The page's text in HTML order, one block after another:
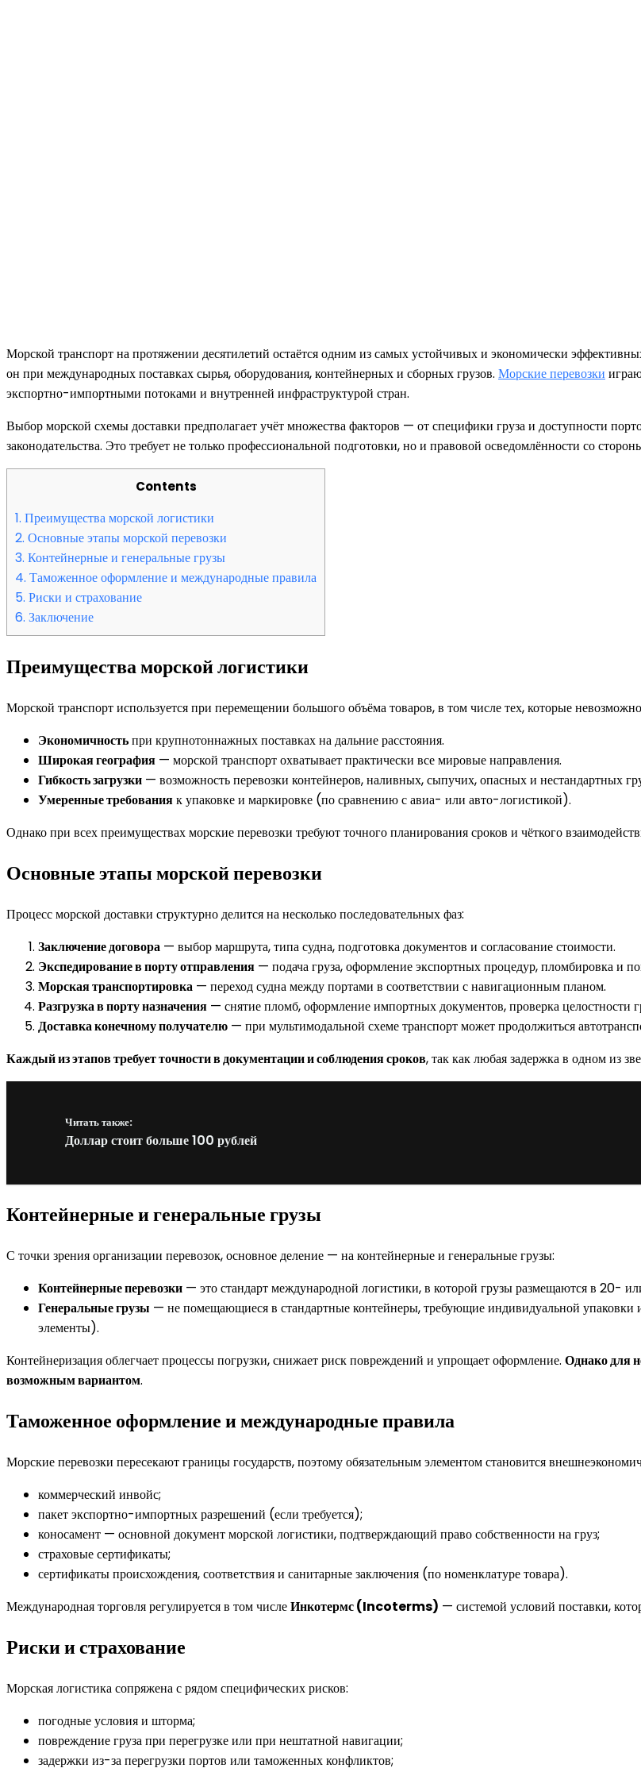
Морской транспорт на протяжении десятилетий остаётся одним из самых устойчивых и экономически
он при международных поставках сырья, оборудования, контейнерных и сборных грузов. Морские перевозки
экспортно-импортными потоками и внутренней инфраструктурой стран.
Выбор морской схемы доставки предполагает учёт множества факторов — от специфики груза и доступности
законодательства. Это требует не только профессиональной подготовки, но и правовой осведомлённости со
Contents
1. Преимущества морской логистики
2. Основные этапы морской перевозки
3. Контейнерные и генеральные грузы
4. Таможенное оформление и международные правила
5. Риски и страхование
6. Заключение
Преимущества морской логистики
Морской транспорт используется при перемещении большого объёма товаров, в том числе тех, которые
Экономичностьпри крупнотоннажных поставках на дальние расстояния.
Широкая география — морской транспорт охватывает практически все мировые направления.
Гибкость загрузки — возможность перевозки контейнеров, наливных, сыпучих, опасных и нестандартных
Умеренные требованияк упаковке и маркировке (по сравнению с авиа- или авто-логистикой).
Однако при всех преимуществах морские перевозки требуют точного планирования сроков и чёткого
Основные этапы морской перевозки
Процесс морской доставки структурно делится на несколько последовательных фаз:
Заключение договора — выбор маршрута, типа судна, подготовка документов и согласование стоимости.
Экспедирование в порту отправления — подача груза, оформление экспортных процедур, пломбировка и
Морская транспортировка — переход судна между портами в соответствии с навигационным планом.
Разгрузка в порту назначения — снятие пломб, оформление импортных документов, проверка целостности
Доставка конечному получателю — при мультимодальной схеме транспорт может продолжиться
Каждый из этапов требует точности в документации и соблюдения сроков, так как любая задержка в одном из
Читать также:
Доллар стоит больше 100 рублей
Контейнерные и генеральные грузы
С точки зрения организации перевозок, основное деление — на контейнерные и генеральные грузы:
Контейнерные перевозки — это стандарт международной логистики, в которой грузы размещаются в 20-
Генеральные грузы — не помещающиеся в стандартные контейнеры, требующие индивидуальной
элементы).
Контейнеризация облегчает процессы погрузки, снижает риск повреждений и упрощает оформление. Однако для
возможным вариантом.
Таможенное оформление и международные правила
Морские перевозки пересекают границы государств, поэтому обязательным элементом становится
коммерческий инвойс;
пакет экспортно-импортных разрешений (если требуется);
коносамент — основной документ морской логистики, подтверждающий право собственности на груз;
страховые сертификаты;
сертификаты происхождения, соответствия и санитарные заключения (по номенклатуре товара).
Международная торговля регулируется в том числеИнкотермс (Incoterms) — системой условий поставки,
Риски и страхование
Морская логистика сопряжена с рядом специфических рисков:
погодные условия и шторма;
повреждение груза при перегрузке или при нештатной навигации;
задержки из-за перегрузки портов или таможенных конфликтов;